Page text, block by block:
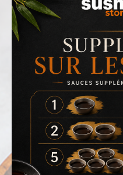
ACCUEIL
LA CARTE
VOTRE COMPTE
NOTRE RESTAURANT
VOS AVIS